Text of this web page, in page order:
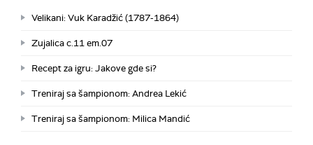
Velikani: Vuk Karadžić (1787-1864)
Zujalica c.11 em.07
Recept za igru: Jakove gde si?
Treniraj sa šampionom: Andrea Lekić
Treniraj sa šampionom: Milica Mandić